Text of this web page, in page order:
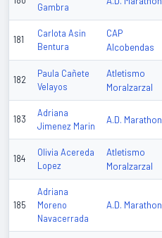
Gambra
181
Carlota Asin
Bentura
CAP
Alcobendas
182
Paula Cañete
Velayos
Atletismo
Moralzarzal
183
Adriana
Jimenez Marin
A.D. Marathon
184
Olivia Acereda
Lopez
Atletismo
Moralzarzal
185
Adriana
Moreno
Navacerrada
A.D. Marathon